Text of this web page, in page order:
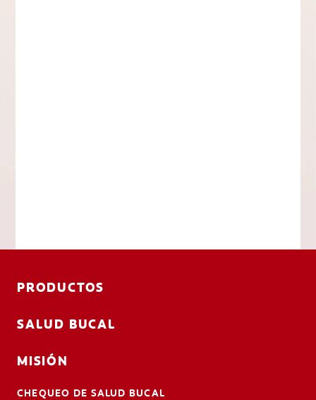
PRODUCTOS
SALUD BUCAL
MISIÓN
CHEQUEO DE SALUD BUCAL